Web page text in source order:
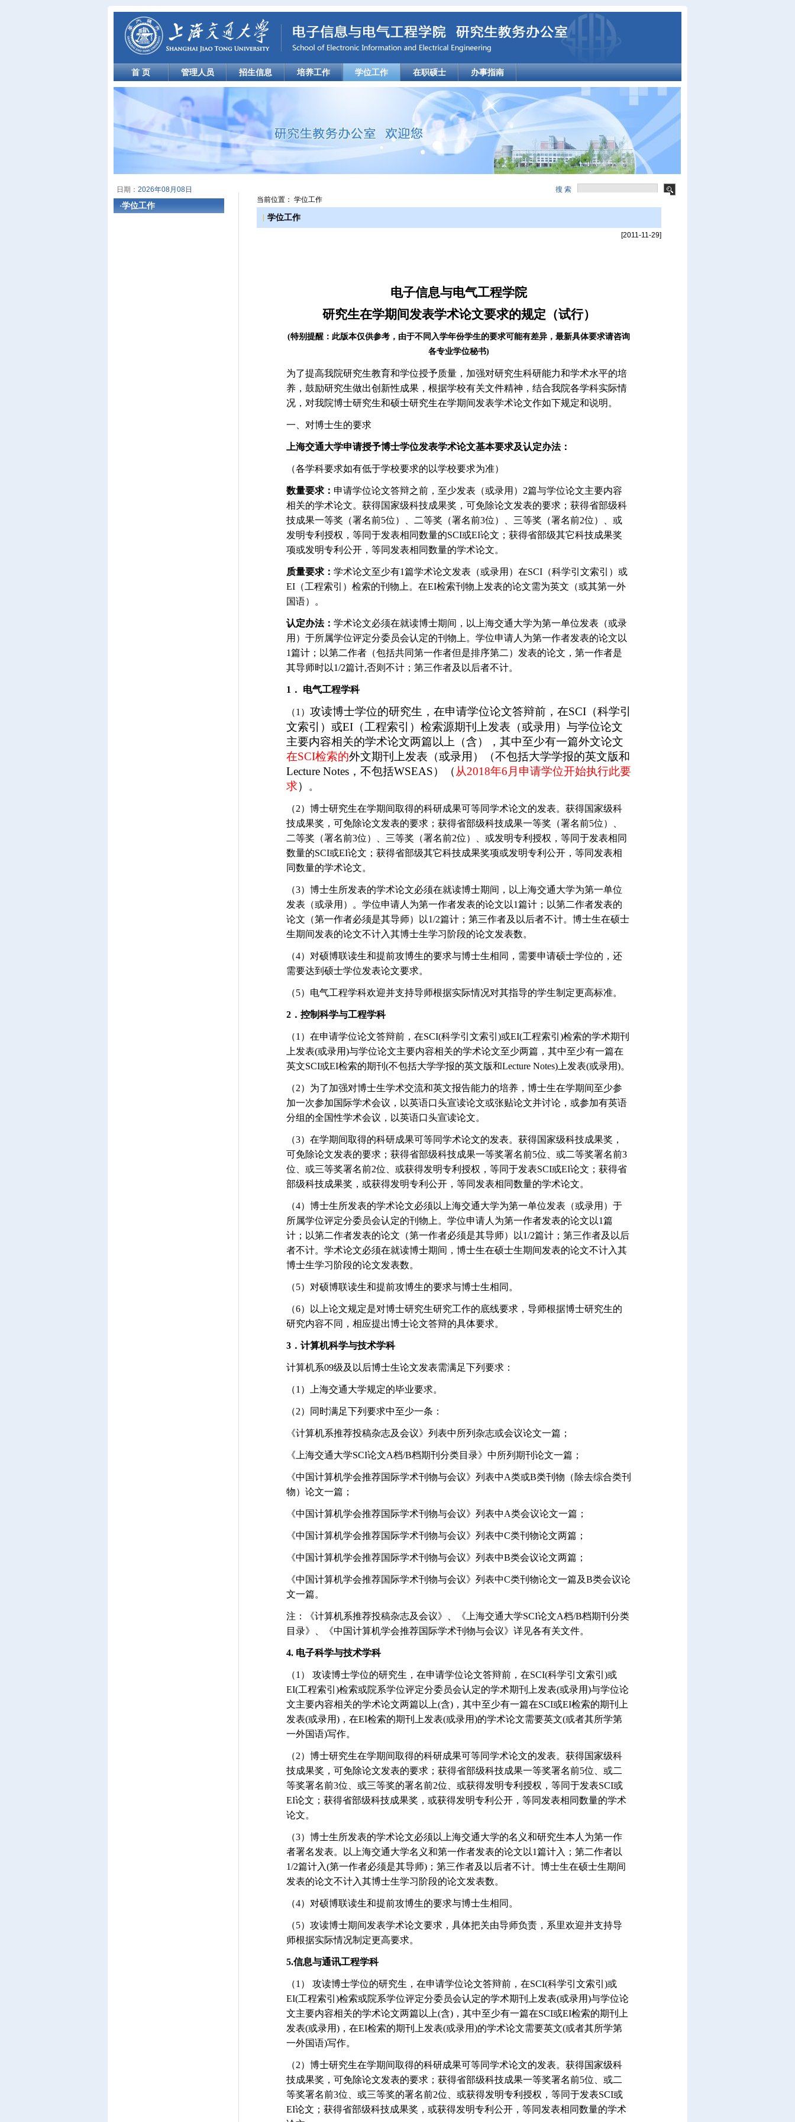
首 页 管理人员 招生信息 培养工作 学位工作 在职硕士 办事指南
日期： 2026年08月08日
搜 索
·学位工作
当前位置： 学位工作
学位工作
[2011-11-29]
电子信息与电气工程学院
研究生在学期间发表学术论文要求的规定（试行）
(特别提醒：此版本仅供参考，由于不同入学年份学生的要求可能有差异，最新具体要求请咨询
各专业学位秘书)
为了提高我院研究生教育和学位授予质量，加强对研究生科研能力和学术水平的培
养，鼓励研究生做出创新性成果，根据学校有关文件精神，结合我院各学科实际情
况，对我院博士研究生和硕士研究生在学期间发表学术论文作如下规定和说明。
一、对博士生的要求
上海交通大学申请授予博士学位发表学术论文基本要求及认定办法：
（各学科要求如有低于学校要求的以学校要求为准）
数量要求： 申请学位论文答辩之前，至少发表（或录用）2篇与学位论文主要内容
相关的学术论文。获得国家级科技成果奖，可免除论文发表的要求；获得省部级科
技成果一等奖（署名前5位）、二等奖（署名前3位）、三等奖（署名前2位）、或
发明专利授权，等同于发表相同数量的SCI或EI论文；获得省部级其它科技成果奖
项或发明专利公开，等同发表相同数量的学术论文。
质量要求：学术论文至少有1篇学术论文发表（或录用）在SCI（科学引文索引）或
EI（工程索引）检索的刊物上。在EI检索刊物上发表的论文需为英文（或其第一外
国语）。
认定办法：学术论文必须在就读博士期间，以上海交通大学为第一单位发表（或录
用）于所属学位评定分委员会认定的刊物上。学位申请人为第一作者发表的论文以
1篇计；以第二作者（包括共同第一作者但是排序第二）发表的论文，第一作者是
其导师时以1/2篇计,否则不计；第三作者及以后者不计。
1 ． 电气工程学科
（1）攻读博士学位的研究生，在申请学位论文答辩前，在SCI （科学引
文索引）或EI （工程索引）检索源期刊上发表（或录用）与学位论文
主要内容相关的学术论文两篇以上（含），其中至少有一篇外文论文
在SCI检索的外文期刊上发表（或录用）（不包括大学学报的英文版和
Lecture Notes ，不包括WSEAS）（ 从2018年6 月申请学位开始执行此要
求） 。
（2）博士研究生在学期间取得的科研成果可等同学术论文的发表。获得国家级科
技成果奖，可免除论文发表的要求；获得省部级科技成果一等奖（署名前5位）、
二等奖（署名前3位）、三等奖（署名前2位）、或发明专利授权，等同于发表相同
数量的SCI或EI论文；获得省部级其它科技成果奖项或发明专利公开，等同发表相
同数量的学术论文。
（3）博士生所发表的学术论文必须在就读博士期间，以上海交通大学为第一单位
发表（或录用）。学位申请人为第一作者发表的论文以1篇计；以第二作者发表的
论文（第一作者必须是其导师）以1/2篇计；第三作者及以后者不计。博士生在硕士
生期间发表的论文不计入其博士生学习阶段的论文发表数。
（4）对硕博联读生和提前攻博生的要求与博士生相同，需要申请硕士学位的，还
需要达到硕士学位发表论文要求。
（5）电气工程学科欢迎并支持导师根据实际情况对其指导的学生制定更高标准。
2 ．控制科学与工程学科
（1）在申请学位论文答辩前，在SCI(科学引文索引)或EI(工程索引)检索的学术期刊
上发表(或录用)与学位论文主要内容相关的学术论文至少两篇，其中至少有一篇在
英文SCI或EI检索的期刊(不包括大学学报的英文版和Lecture Notes)上发表(或录用)。
（2）为了加强对博士生学术交流和英文报告能力的培养，博士生在学期间至少参
加一次参加国际学术会议，以英语口头宣读论文或张贴论文并讨论，或参加有英语
分组的全国性学术会议，以英语口头宣读论文。
（3）在学期间取得的科研成果可等同学术论文的发表。获得国家级科技成果奖，
可免除论文发表的要求；获得省部级科技成果一等奖署名前5位、或二等奖署名前3
位、或三等奖署名前2位、或获得发明专利授权，等同于发表SCI或EI论文；获得省
部级科技成果奖，或获得发明专利公开，等同发表相同数量的学术论文。
（4）博士生所发表的学术论文必须以上海交通大学为第一单位发表（或录用）于
所属学位评定分委员会认定的刊物上。学位申请人为第一作者发表的论文以1篇
计；以第二作者发表的论文（第一作者必须是其导师）以1/2篇计；第三作者及以后
者不计。学术论文必须在就读博士期间，博士生在硕士生期间发表的论文不计入其
博士生学习阶段的论文发表数。
（5）对硕博联读生和提前攻博生的要求与博士生相同。
（6）以上论文规定是对博士研究生研究工作的底线要求，导师根据博士研究生的
研究内容不同，相应提出博士论文答辩的具体要求。
3 ．计算机科学与技术学科
计算机系09级及以后博士生论文发表需满足下列要求：
（1）上海交通大学规定的毕业要求。
（2）同时满足下列要求中至少一条：
《计算机系推荐投稿杂志及会议》列表中所列杂志或会议论文一篇；
《上海交通大学SCI论文A档/B档期刊分类目录》中所列期刊论文一篇；
《中国计算机学会推荐国际学术刊物与会议》列表中A类或B类刊物（除去综合类刊
物）论文一篇；
《中国计算机学会推荐国际学术刊物与会议》列表中A类会议论文一篇；
《中国计算机学会推荐国际学术刊物与会议》列表中C类刊物论文两篇；
《中国计算机学会推荐国际学术刊物与会议》列表中B类会议论文两篇；
《中国计算机学会推荐国际学术刊物与会议》列表中C类刊物论文一篇及B类会议论
文一篇。
注：《计算机系推荐投稿杂志及会议》、《上海交通大学SCI论文A档/B档期刊分类
目录》、《中国计算机学会推荐国际学术刊物与会议》详见各有关文件。
4. 电子科学与技术学科
（1） 攻读博士学位的研究生，在申请学位论文答辩前，在SCI(科学引文索引)或
EI(工程索引)检索或院系学位评定分委员会认定的学术期刊上发表(或录用)与学位论
文主要内容相关的学术论文两篇以上(含)，其中至少有一篇在SCI或EI检索的期刊上
发表(或录用)，在EI检索的期刊上发表(或录用)的学术论文需要英文(或者其所学第
一外国语)写作。
（2）博士研究生在学期间取得的科研成果可等同学术论文的发表。获得国家级科
技成果奖，可免除论文发表的要求；获得省部级科技成果一等奖署名前5位、或二
等奖署名前3位、或三等奖的署名前2位、或获得发明专利授权，等同于发表SCI或
EI论文；获得省部级科技成果奖，或获得发明专利公开，等同发表相同数量的学术
论文。
（3）博士生所发表的学术论文必须以上海交通大学的名义和研究生本人为第一作
者署名发表。以上海交通大学名义和第一作者发表的论文以1篇计入；第二作者以
1/2篇计入(第一作者必须是其导师)；第三作者及以后者不计。博士生在硕士生期间
发表的论文不计入其博士生学习阶段的论文发表数。
（4）对硕博联读生和提前攻博生的要求与博士生相同。
（5）攻读博士期间发表学术论文要求，具体把关由导师负责，系里欢迎并支持导
师根据实际情况制定更高要求。
5.信息与通讯工程学科
（1） 攻读博士学位的研究生，在申请学位论文答辩前，在SCI(科学引文索引)或
EI(工程索引)检索或院系学位评定分委员会认定的学术期刊上发表(或录用)与学位论
文主要内容相关的学术论文两篇以上(含)，其中至少有一篇在SCI或EI检索的期刊上
发表(或录用)，在EI检索的期刊上发表(或录用)的学术论文需要英文(或者其所学第
一外国语)写作。
（2）博士研究生在学期间取得的科研成果可等同学术论文的发表。获得国家级科
技成果奖，可免除论文发表的要求；获得省部级科技成果一等奖署名前5位、或二
等奖署名前3位、或三等奖的署名前2位、或获得发明专利授权，等同于发表SCI或
EI论文；获得省部级科技成果奖，或获得发明专利公开，等同发表相同数量的学术